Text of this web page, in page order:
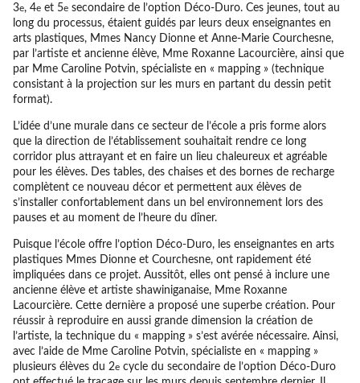
3e, 4eet 5esecondaire de l’option Déco-Duro. Ces jeunes, tout au
long du processus, étaient guidés par leurs deux enseignantes en
arts plastiques, Mmes Nancy Dionne et Anne-Marie Courchesne,
par l’artiste et ancienne élève, Mme Roxanne Lacourcière, ainsi que
par Mme Caroline Potvin, spécialiste en « mapping » (technique
consistant à la projection sur les murs en partant du dessin petit
format).
L’idée d’une murale dans ce secteur de l’école a pris forme alors
que la direction de l’établissement souhaitait rendre ce long
corridor plus attrayant et en faire un lieu chaleureux et agréable
pour les élèves. Des tables, des chaises et des bornes de recharge
complètent ce nouveau décor et permettent aux élèves de
s’installer confortablement dans un bel environnement lors des
pauses et au moment de l’heure du dîner.
Puisque l’école offre l’option Déco-Duro, les enseignantes en arts
plastiques Mmes Dionne et Courchesne, ont rapidement été
impliquées dans ce projet. Aussitôt, elles ont pensé à inclure une
ancienne élève et artiste shawiniganaise, Mme Roxanne
Lacourcière. Cette dernière a proposé une superbe création. Pour
réussir à reproduire en aussi grande dimension la création de
l’artiste, la technique du « mapping » s’est avérée nécessaire. Ainsi,
avec l’aide de Mme Caroline Potvin, spécialiste en « mapping »
plusieurs élèves du 2ecycle du secondaire de l’option Déco-Duro